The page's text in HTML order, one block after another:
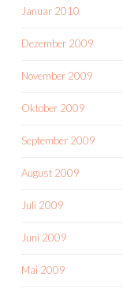
Januar 2010
Dezember 2009
November 2009
Oktober 2009
September 2009
August 2009
Juli 2009
Juni 2009
Mai 2009